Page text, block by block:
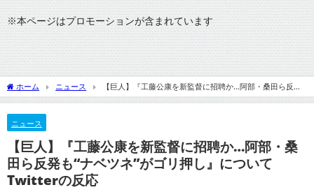
※本ページはプロモーションが含まれています
ホーム ニュース
【巨人】『工藤公康を新監督に招聘か…阿部・桑田ら反発
も“ナベツネ”がゴリ押し』についてTwitterの反応
ニュース
【巨人】『工藤公康を新監督に招聘か…阿部・桑
田ら反発も“ナベツネ”がゴリ押し』について
Twitterの反応